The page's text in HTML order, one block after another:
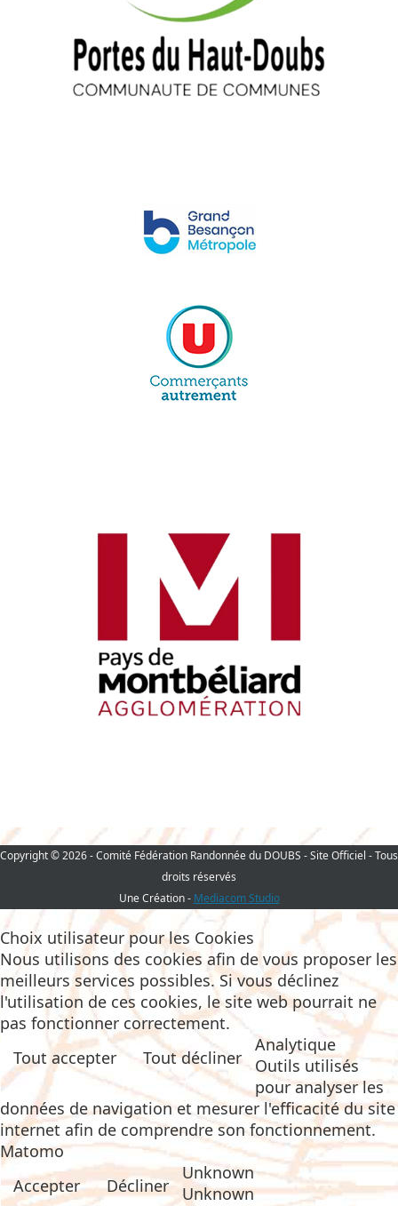
Copyright © 2026 - Comité Fédération Randonnée du DOUBS - Site Officiel - Tous
droits réservés
Une Création - Mediacom Studio
Choix utilisateur pour les Cookies
Nous utilisons des cookies afin de vous proposer les
meilleurs services possibles. Si vous déclinez
l'utilisation de ces cookies, le site web pourrait ne
pas fonctionner correctement.
Tout accepter
Tout décliner
Analytique
Outils utilisés
pour analyser les
données de navigation et mesurer l'efficacité du site
internet afin de comprendre son fonctionnement.
Matomo
Accepter
Décliner
Unknown
Unknown